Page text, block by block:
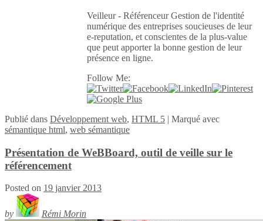
Veilleur - Référenceur Gestion de l'identité
numérique des entreprises soucieuses de leur
e-reputation, et conscientes de la plus-value
que peut apporter la bonne gestion de leur
présence en ligne.
Follow Me:
Publié dans Développement web, HTML 5 | Marqué avec
sémantique html, web sémantique
Présentation de WeBBoard, outil de veille sur le
référencement
Posted on 19 janvier 2013
by Rémi Morin